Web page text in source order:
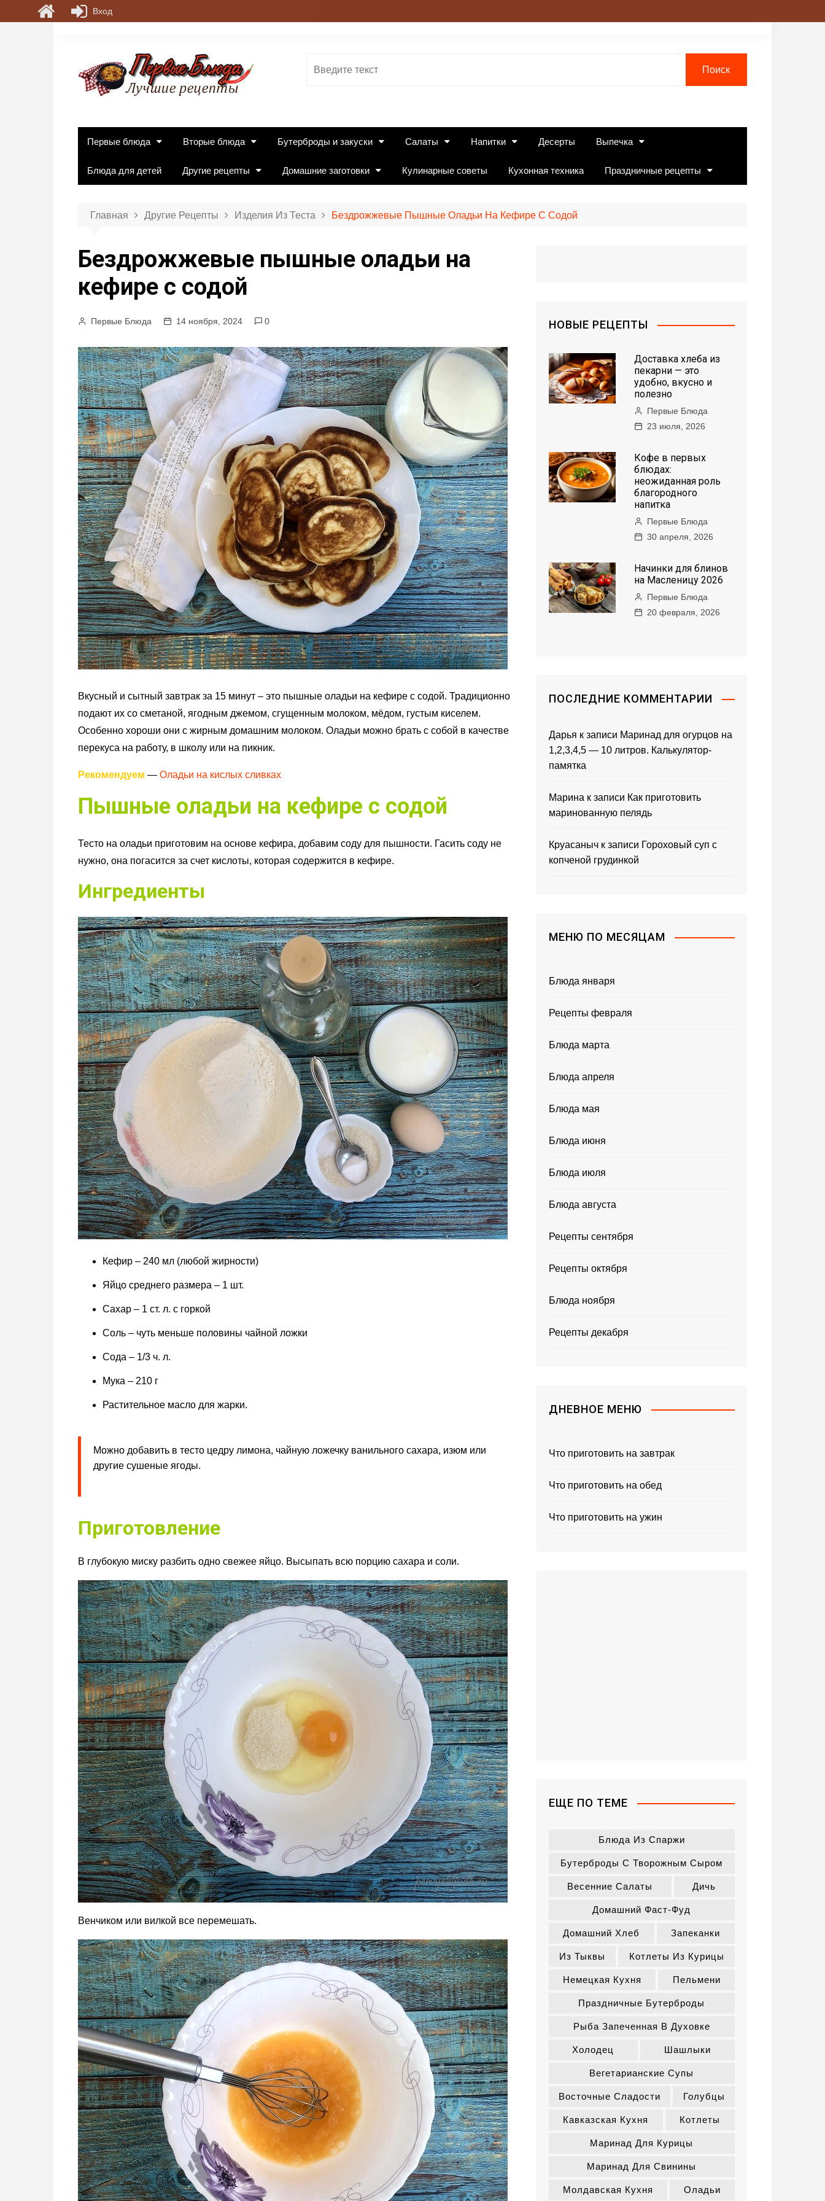
Первые блюда Вторые блюда Бутерброды и закуски Салаты Напитки Десерты Выпечка
Блюда для детей Другие рецепты Домашние заготовки Кулинарные советы Кухонная техника Праздничные рецепты
Главная Другие Рецепты Изделия Из Теста Бездрожжевые Пышные Оладьи На Кефире С Содой
Бездрожжевые пышные оладьи на
кефире с содой
Первые Блюда 14 ноября, 2024 0
Вкусный и сытный завтрак за 15 минут – это пышные оладьи на кефире с содой. Традиционно
подают их со сметаной, ягодным джемом, сгущенным молоком, мёдом, густым киселем.
Особенно хороши они с жирным домашним молоком. Оладьи можно брать с собой в качестве
перекуса на работу, в школу или на пикник.
Рекомендуем — Оладьи на кислых сливках
Пышные оладьи на кефире с содой
Тесто на оладьи приготовим на основе кефира, добавим соду для пышности. Гасить соду не
нужно, она погасится за счет кислоты, которая содержится в кефире.
Ингредиенты
Кефир – 240 мл (любой жирности)
Яйцо среднего размера – 1 шт.
Сахар – 1 ст. л. с горкой
Соль – чуть меньше половины чайной ложки
Сода – 1/3 ч. л.
Мука – 210 г
Растительное масло для жарки.
Можно добавить в тесто цедру лимона, чайную ложечку ванильного сахара, изюм или
другие сушеные ягоды.
Приготовление
В глубокую миску разбить одно свежее яйцо. Высыпать всю порцию сахара и соли.
Венчиком или вилкой все перемешать.
НОВЫЕ РЕЦЕПТЫ
Доставка хлеба из
пекарни — это
удобно, вкусно и
полезно
Первые Блюда
23 июля, 2026
Кофе в первых
блюдах:
неожиданная роль
благородного
напитка
Первые Блюда
30 апреля, 2026
Начинки для блинов
на Масленицу 2026
Первые Блюда
20 февраля, 2026
ПОСЛЕДНИЕ КОММЕНТАРИИ
Дарья к записи Маринад для огурцов на
1,2,3,4,5 — 10 литров. Калькулятор-
памятка
Марина к записи Как приготовить
маринованную пелядь
Круасанычк записи Гороховый суп с
копченой грудинкой
МЕНЮ ПО МЕСЯЦАМ
Блюда января
Рецепты февраля
Блюда марта
Блюда апреля
Блюда мая
Блюда июня
Блюда июля
Блюда августа
Рецепты сентября
Рецепты октября
Блюда ноября
Рецепты декабря
ДНЕВНОЕ МЕНЮ
Что приготовить на завтрак
Что приготовить на обед
Что приготовить на ужин
ЕЩЕ ПО ТЕМЕ
Блюда Из Спаржи
Бутерброды С Творожным Сыром
Весенние Салаты Дичь
Домашний Фаст-Фуд
Домашний Хлеб Запеканки
Из Тыквы Котлеты Из Курицы
Немецкая Кухня Пельмени
Праздничные Бутерброды
Рыба Запеченная В Духовке
Холодец Шашлыки
Вегетарианские Супы
Восточные Сладости Голубцы
Кавказская Кухня Котлеты
Маринад Для Курицы
Маринад Для Свинины
Молдавская Кухня Оладьи
Вход